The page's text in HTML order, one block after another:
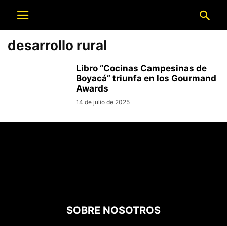
desarrollo rural
Libro “Cocinas Campesinas de
Boyacá” triunfa en los Gourmand
Awards
14 de julio de 2025
SOBRE NOSOTROS